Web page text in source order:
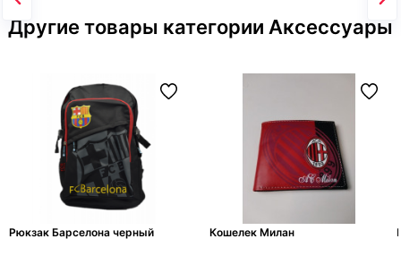
Другие товары категории Аксессуары
Рюкзак Барселона черный Кошелек Милан